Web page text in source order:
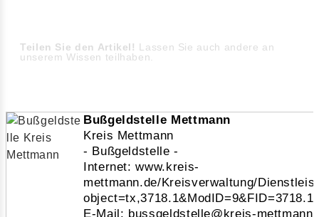
Teilen Sie den Artikel! Lassen Sie auch andere an
unserem Wissen teilhaben.
Bußgeldstelle Mettmann
Kreis Mettmann
- Bußgeldstelle -
Internet: www.kreis-
mettmann.de/Kreisverwaltung/
E-Mail: bussgeldstelle@kreis-